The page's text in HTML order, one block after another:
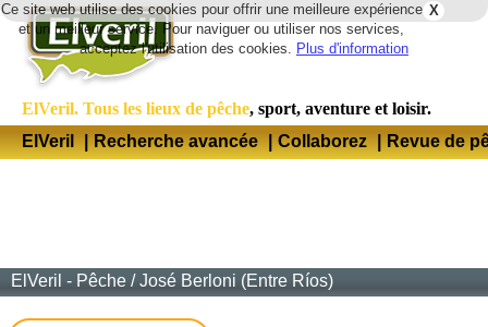
X
Ce site web utilise des cookies pour offrir une meilleure expérience
et un meilleur service. Pour naviguer ou utiliser nos services,
acceptez l'utilisation des cookies. Plus d'information
ElVeril. Tous les lieux de pêche, sport, aventure et loisir.
ElVeril
| Recherche avancée | Collaborez | Revue de
ElVeril - Pêche /José Berloni (Entre Ríos)